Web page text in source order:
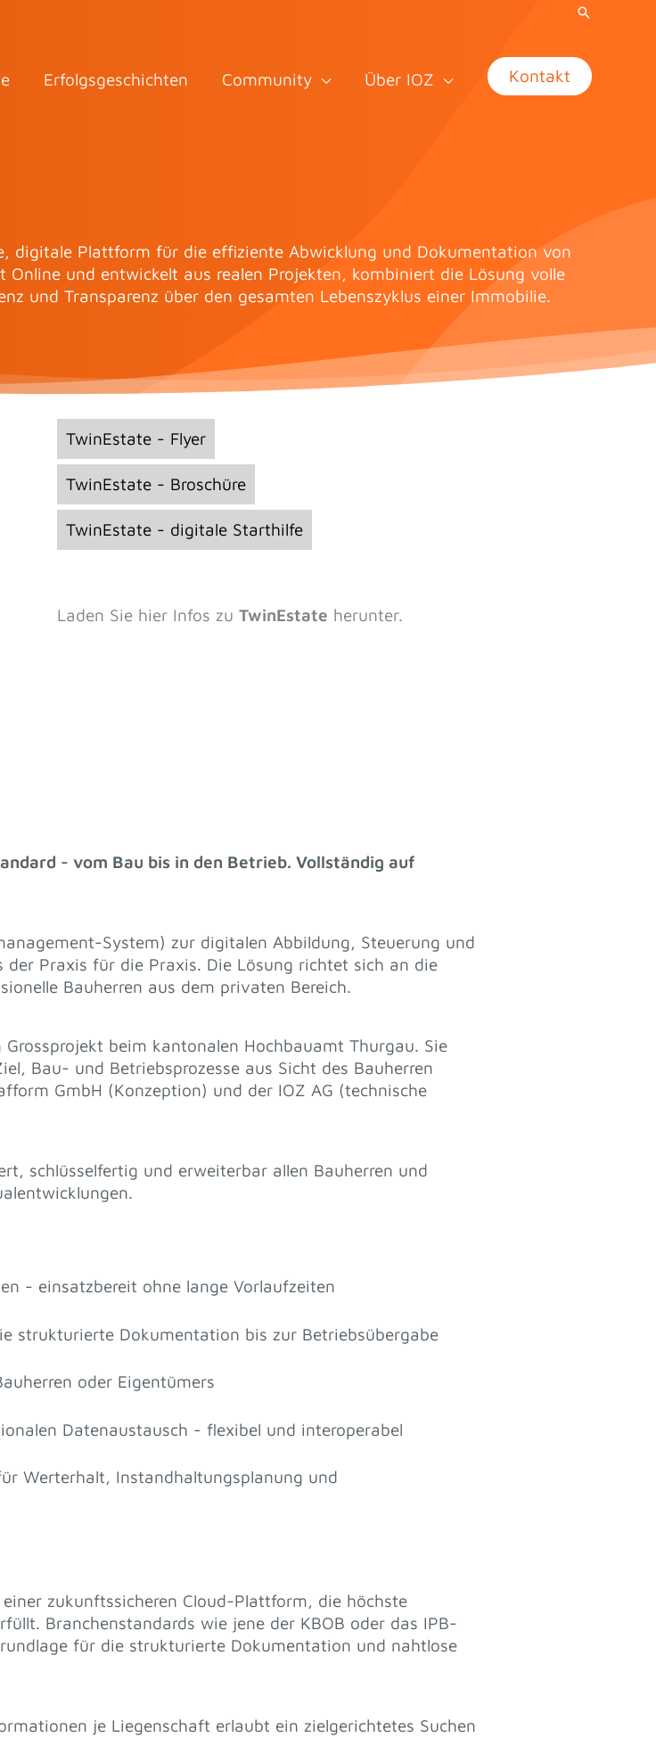
Erfolgsgeschichten Community Über IOZ Kontakt
digitale Plattform für die effiziente Abwicklung und Dokumentation von
und entwickelt aus realen Projekten, kombiniert die Lösung volle
und Transparenz über den gesamten Lebenszyklus einer Immobilie.
TwinEstate - Flyer
TwinEstate - Broschüre
TwinEstate - digitale Starthilfe
Laden Sie hier Infos zu TwinEstate herunter.
- vom Bau bis in den Betrieb. Vollständig auf
System) zur digitalen Abbildung, Steuerung und
Praxis für die Praxis. Die Lösung richtet sich an die
Bauherren aus dem privaten Bereich.
beim kantonalen Hochbauamt Thurgau. Sie
Bau- und Betriebsprozesse aus Sicht des Bauherren
GmbH (Konzeption) und der IOZ AG (technische
schlüsselfertig und erweiterbar allen Bauherren und
- einsatzbereit ohne lange Vorlaufzeiten
strukturierte Dokumentation bis zur Betriebsübergabe
oder Eigentümers
Datenaustausch - flexibel und interoperabel
Werterhalt, Instandhaltungsplanung und
zukunftssicheren Cloud-Plattform, die höchste
Branchenstandards wie jene der KBOB oder das IPB-
für die strukturierte Dokumentation und nahtlose
je Liegenschaft erlaubt ein zielgerichtetes Suchen